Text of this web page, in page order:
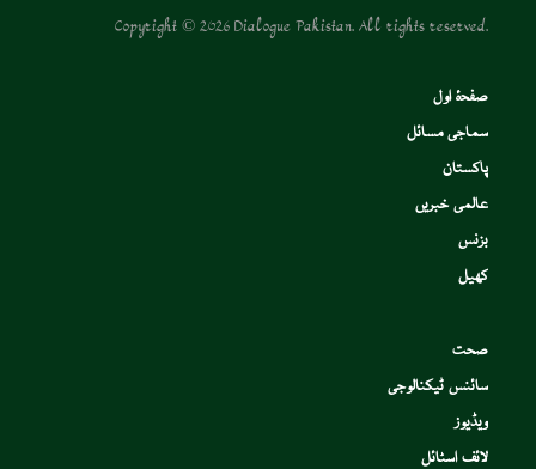
Copyright © 2026 Dialogue Pakistan. All rights reserved.
صفحۂ اول
سماجی مسائل
پاکستان
عالمی خبریں
بزنس
کھیل
صحت
سائنس ٹیکنالوجی
ویڈیوز
لائف اسٹائل